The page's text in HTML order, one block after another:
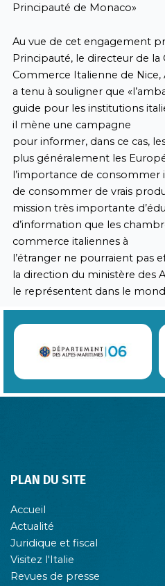
Principauté de Monaco»
Au vue de cet engagement
Principauté, le directeur de la
Commerce Italienne de Nice,
a tenu à souligner que
guide pour les institutions
il mène une campagne
pour informer, dans ce cas,
plus généralement les
l’importance de consommer
de consommer de vrais
mission très importante
d’information que les
commerce italiennes à
l’étranger ne pourraient pas
la direction du ministère des
le représentent dans le
PLAN DU SITE
Accueil
Actualité
Juridique et fiscal
Visitez l'Italie
Revues de presse